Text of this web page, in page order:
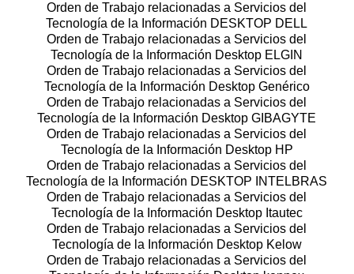
Orden de Trabajo relacionadas a Servicios del
Tecnología de la Información DESKTOP DELL
Orden de Trabajo relacionadas a Servicios del
Tecnología de la Información Desktop ELGIN
Orden de Trabajo relacionadas a Servicios del
Tecnología de la Información Desktop Genérico
Orden de Trabajo relacionadas a Servicios del
Tecnología de la Información Desktop GIBAGYTE
Orden de Trabajo relacionadas a Servicios del
Tecnología de la Información Desktop HP
Orden de Trabajo relacionadas a Servicios del
Tecnología de la Información DESKTOP INTELBRAS
Orden de Trabajo relacionadas a Servicios del
Tecnología de la Información Desktop Itautec
Orden de Trabajo relacionadas a Servicios del
Tecnología de la Información Desktop Kelow
Orden de Trabajo relacionadas a Servicios del